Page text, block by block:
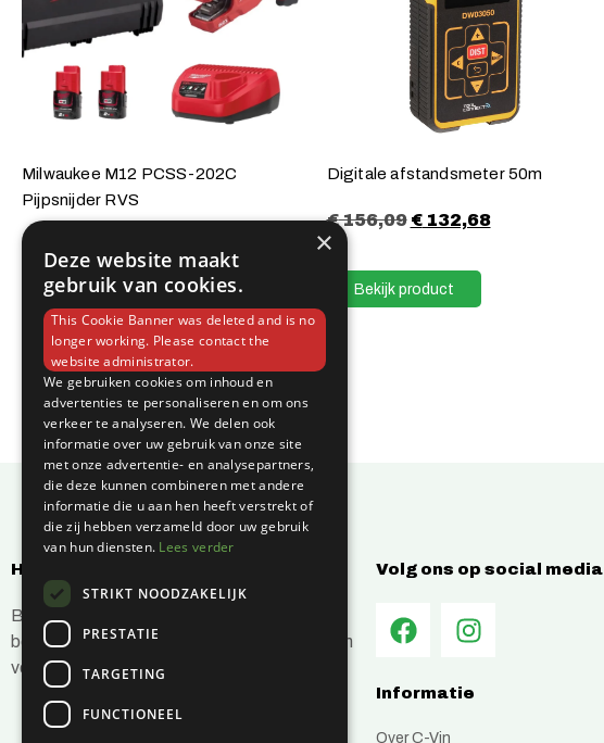
Milwaukee M12 PCSS-202C
Pijpsnijder RVS
€
Bekijk product
Digitale afstandsmeter 50m
€156,09€132,68
Bekijk product
Hoe kunnen wij jou helpen?
Bij C-Vin hebben wij alles in huis om je
bouwprojecten efficiënt en succesvol te laten
verlopen.
Volg ons op social media
Informatie
Over C-Vin
×
Deze website maakt
gebruik van cookies.
This Cookie Banner was deleted and is no
longer working. Please contact the
website administrator.
We gebruiken cookies om inhoud en
advertenties te personaliseren en om ons
verkeer te analyseren. We delen ook
informatie over uw gebruik van onze site
met onze advertentie- en analysepartners,
die deze kunnen combineren met andere
informatie die u aan hen heeft verstrekt of
die zij hebben verzameld door uw gebruik
van hun diensten. Lees verder
STRIKT NOODZAKELIJK
PRESTATIE
TARGETING
FUNCTIONEEL